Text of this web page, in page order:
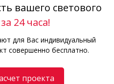
вашего светового
за 24 часа!
для Вас индивидуальный
совершенно бесплатно.
проекта